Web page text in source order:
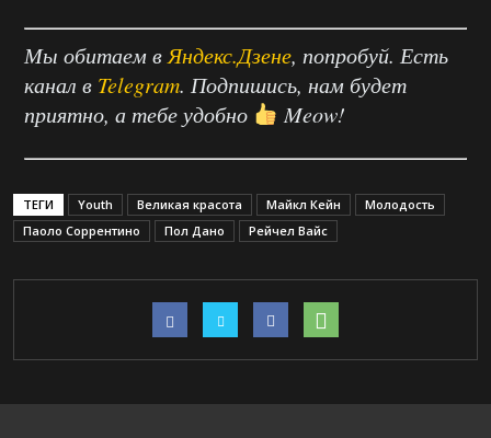
Мы обитаем в Яндекс.Дзене, попробуй. Есть
канал в Telegram. Подпишись, нам будет
приятно, а тебе удобно
Meow!
ТЕГИ Youth Великая красота Майкл Кейн
Молодость
Паоло Соррентино
Пол Дано Рейчел Вайс